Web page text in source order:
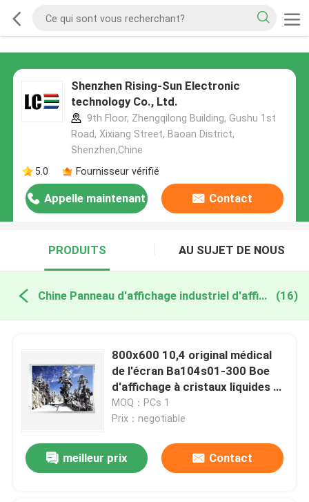
Shenzhen Rising-Sun Electronic
technology Co., Ltd.
9th Floor, Zhengqilong Building, Gushu 1st
Road, Xixiang Street, Baoan District,
Shenzhen,Chine
5.0
Fournisseur vérifié
Appelle maintenant Contact
PRODUITS AU SUJET DE NOUS
Chine Panneau d'affichage industriel d'affichage à cristaux liquides (16)
800x600 10,4 original médical
de l'écran Ba104s01-300 Boe
d'affichage à cristaux liquides de
panneau d'affichage à cristaux
liquides de pouce
MOQ：PCs 1
Prix：negotiable
meilleur prix Contact